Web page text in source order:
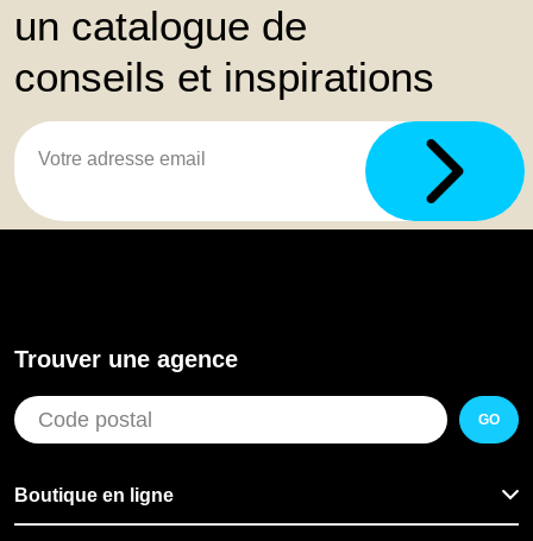
un catalogue de
conseils et inspirations
Trouver une agence
GO
Boutique en ligne